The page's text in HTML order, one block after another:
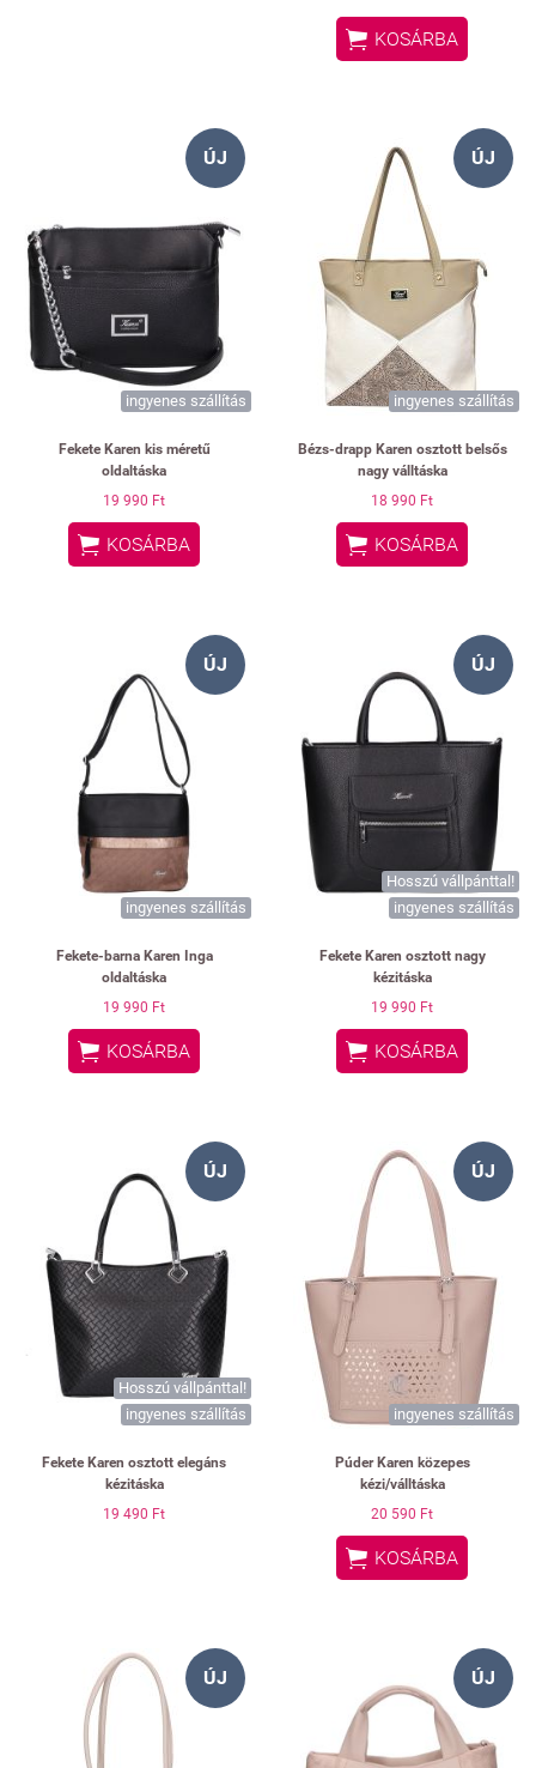
 KOSÁRBA
ÚJ
ingyenes szállítás
Fekete Karen kis méretű
oldaltáska
19 990 Ft
 KOSÁRBA
ÚJ
ingyenes szállítás
Bézs-drapp Karen osztott belsős
nagy válltáska
18 990 Ft
 KOSÁRBA
ÚJ
ingyenes szállítás
Fekete-barna Karen Inga
oldaltáska
19 990 Ft
 KOSÁRBA
ÚJ
Hosszú vállpánttal!
ingyenes szállítás
Fekete Karen osztott nagy
kézitáska
19 990 Ft
 KOSÁRBA
ÚJ
Hosszú vállpánttal!
ingyenes szállítás
Fekete Karen osztott elegáns
kézitáska
19 490 Ft
ÚJ
ingyenes szállítás
Púder Karen közepes
kézi/válltáska
20 590 Ft
 KOSÁRBA
ÚJ ÚJ